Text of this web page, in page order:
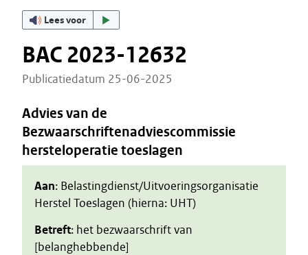
Lees voor
BAC 2023-12632
Publicatiedatum 25-06-2025
Advies van de
Bezwaarschriftenadviescommissie
hersteloperatie toeslagen
Aan: Belastingdienst/Uitvoeringsorganisatie
Herstel Toeslagen (hierna: UHT)
Betreft: het bezwaarschrift van
[belanghebbende]